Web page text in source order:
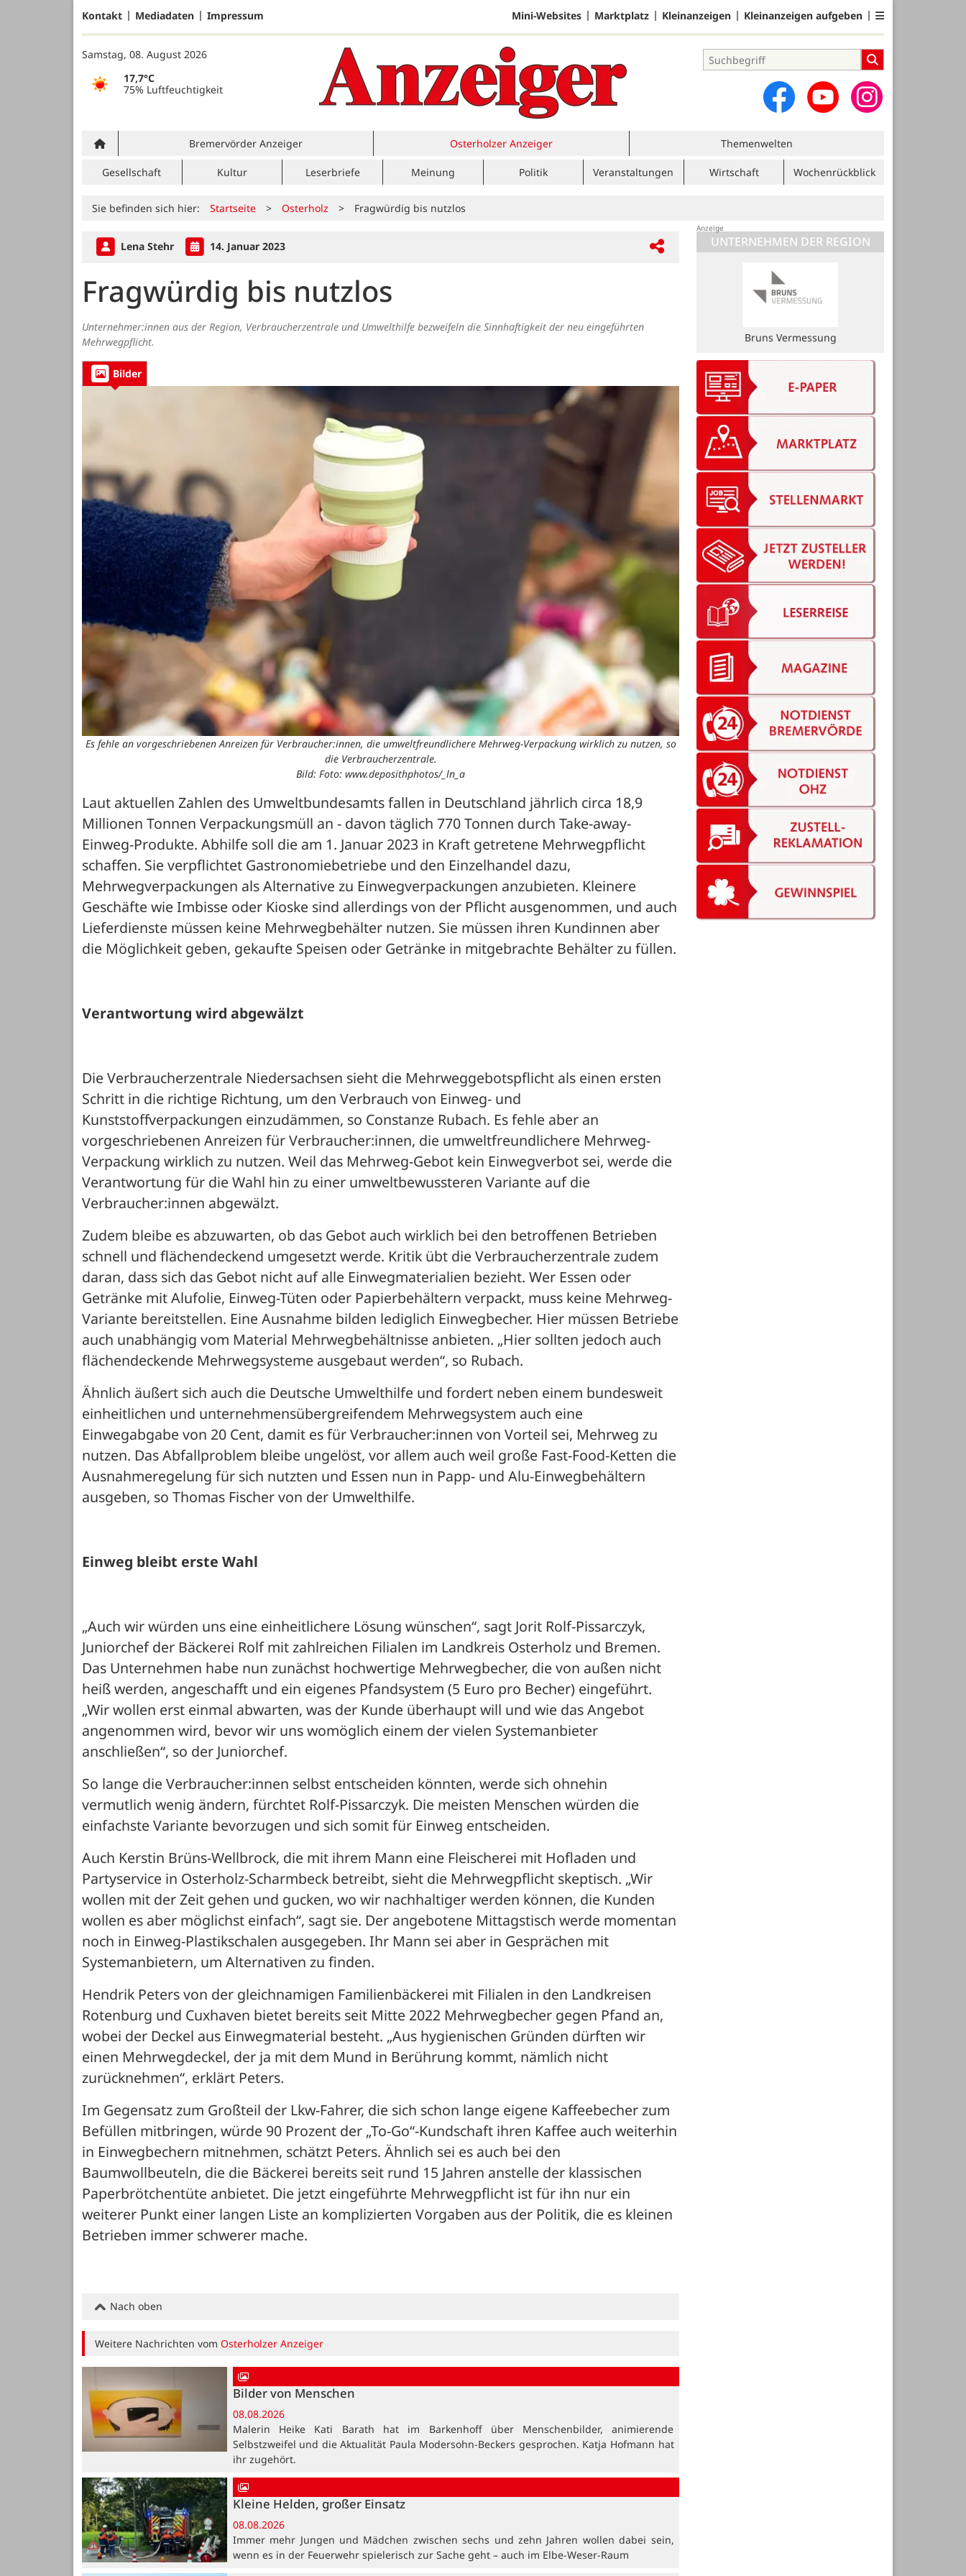
Kontakt Mediadaten Impressum Mini-Websites Marktplatz Kleinanzeigen Kleinanzeigen aufgeben
Samstag, 08. August 2026
17,7°C
75% Luftfeuchtigkeit
Bremervörder Anzeiger Osterholzer Anzeiger Themenwelten
Gesellschaft Kultur Leserbriefe Meinung Politik Veranstaltungen Wirtschaft Wochenrückblick
Sie befinden sich hier: Startseite > Osterholz > Fragwürdig bis nutzlos
Lena Stehr 14. Januar 2023
Fragwürdig bis nutzlos
Unternehmer:innen aus der Region, Verbraucherzentrale und Umwelthilfe bezweifeln die Sinnhaftigkeit der neu eingeführten
Mehrwegpflicht.
Bilder
Es fehle an vorgeschriebenen Anreizen für Verbraucher:innen, die umweltfreundlichere Mehrweg-Verpackung wirklich zu nutzen, so
die Verbraucherzentrale.
Bild: Foto: www.deposithphotos/_ln_a
Laut aktuellen Zahlen des Umweltbundesamts fallen in Deutschland jährlich circa 18,9
Millionen Tonnen Verpackungsmüll an - davon täglich 770 Tonnen durch Take-away-
Einweg-Produkte. Abhilfe soll die am 1. Januar 2023 in Kraft getretene Mehrwegpflicht
schaffen. Sie verpflichtet Gastronomiebetriebe und den Einzelhandel dazu,
Mehrwegverpackungen als Alternative zu Einwegverpackungen anzubieten. Kleinere
Geschäfte wie Imbisse oder Kioske sind allerdings von der Pflicht ausgenommen, und auch
Lieferdienste müssen keine Mehrwegbehälter nutzen. Sie müssen ihren Kundinnen aber
Verantwortung wird abgewälzt
Die Verbraucherzentrale Niedersachsen sieht die Mehrweggebotspflicht als einen ersten
Schritt in die richtige Richtung, um den Verbrauch von Einweg- und
Kunststoffverpackungen einzudämmen, so Constanze Rubach. Es fehle aber an
vorgeschriebenen Anreizen für Verbraucher:innen, die umweltfreundlichere Mehrweg-
Verpackung wirklich zu nutzen. Weil das Mehrweg-Gebot kein Einwegverbot sei, werde die
Verantwortung für die Wahl hin zu einer umweltbewussteren Variante auf die
Verbraucher:innen abgewälzt.
Zudem bleibe es abzuwarten, ob das Gebot auch wirklich bei den betroffenen Betrieben
schnell und flächendeckend umgesetzt werde. Kritik übt die Verbraucherzentrale zudem
daran, dass sich das Gebot nicht auf alle Einwegmaterialien bezieht. Wer Essen oder
Getränke mit Alufolie, Einweg-Tüten oder Papierbehältern verpackt, muss keine Mehrweg-
Variante bereitstellen. Eine Ausnahme bilden lediglich Einwegbecher. Hier müssen Betriebe
auch unabhängig vom Material Mehrwegbehältnisse anbieten. „Hier sollten jedoch auch
flächendeckende Mehrwegsysteme ausgebaut werden“, so Rubach.
Ähnlich äußert sich auch die Deutsche Umwelthilfe und fordert neben einem bundesweit
einheitlichen und unternehmensübergreifendem Mehrwegsystem auch eine
Einwegabgabe von 20 Cent, damit es für Verbraucher:innen von Vorteil sei, Mehrweg zu
nutzen. Das Abfallproblem bleibe ungelöst, vor allem auch weil große Fast-Food-Ketten die
Ausnahmeregelung für sich nutzten und Essen nun in Papp- und Alu-Einwegbehältern
ausgeben, so Thomas Fischer von der Umwelthilfe.
Einweg bleibt erste Wahl
„Auch wir würden uns eine einheitlichere Lösung wünschen“, sagt Jorit Rolf-Pissarczyk,
Juniorchef der Bäckerei Rolf mit zahlreichen Filialen im Landkreis Osterholz und Bremen.
Das Unternehmen habe nun zunächst hochwertige Mehrwegbecher, die von außen nicht
heiß werden, angeschafft und ein eigenes Pfandsystem (5 Euro pro Becher) eingeführt.
„Wir wollen erst einmal abwarten, was der Kunde überhaupt will und wie das Angebot
angenommen wird, bevor wir uns womöglich einem der vielen Systemanbieter
anschließen“, so der Juniorchef.
So lange die Verbraucher:innen selbst entscheiden könnten, werde sich ohnehin
vermutlich wenig ändern, fürchtet Rolf-Pissarczyk. Die meisten Menschen würden die
einfachste Variante bevorzugen und sich somit für Einweg entscheiden.
Auch Kerstin Brüns-Wellbrock, die mit ihrem Mann eine Fleischerei mit Hofladen und
Partyservice in Osterholz-Scharmbeck betreibt, sieht die Mehrwegpflicht skeptisch. „Wir
wollen mit der Zeit gehen und gucken, wo wir nachhaltiger werden können, die Kunden
wollen es aber möglichst einfach“, sagt sie. Der angebotene Mittagstisch werde momentan
noch in Einweg-Plastikschalen ausgegeben. Ihr Mann sei aber in Gesprächen mit
Systemanbietern, um Alternativen zu finden.
Hendrik Peters von der gleichnamigen Familienbäckerei mit Filialen in den Landkreisen
Rotenburg und Cuxhaven bietet bereits seit Mitte 2022 Mehrwegbecher gegen Pfand an,
wobei der Deckel aus Einwegmaterial besteht. „Aus hygienischen Gründen dürften wir
einen Mehrwegdeckel, der ja mit dem Mund in Berührung kommt, nämlich nicht
zurücknehmen“, erklärt Peters.
Im Gegensatz zum Großteil der Lkw-Fahrer, die sich schon lange eigene Kaffeebecher zum
Befüllen mitbringen, würde 90 Prozent der „To-Go“-Kundschaft ihren Kaffee auch weiterhin
in Einwegbechern mitnehmen, schätzt Peters. Ähnlich sei es auch bei den
Baumwollbeuteln, die die Bäckerei bereits seit rund 15 Jahren anstelle der klassischen
Paperbrötchentüte anbietet. Die jetzt eingeführte Mehrwegpflicht ist für ihn nur ein
weiterer Punkt einer langen Liste an komplizierten Vorgaben aus der Politik, die es kleinen
Betrieben immer schwerer mache.
Nach oben
Weitere Nachrichten vomOsterholzer Anzeiger
Bilder von Menschen
08.08.2026
Malerin Heike Kati Barath hat im Barkenhoff über Menschenbilder, animierende
Selbstzweifel und die Aktualität Paula Modersohn-Beckers gesprochen. Katja Hofmann hat
ihr zugehört.
Kleine Helden, großer Einsatz
08.08.2026
Immer mehr Jungen und Mädchen zwischen sechs und zehn Jahren wollen dabei sein,
wenn es in der Feuerwehr spielerisch zur Sache geht – auch im Elbe-Weser-Raum
UNTERNEHMEN DER REGION
Möbelhaus Käthe Meyerhoff GmbH